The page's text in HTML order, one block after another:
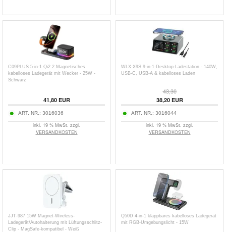
C09PLUS 5-in-1 Qi2.2 Magnetisches
kabelloses Ladegerät mit Wecker - 25W -
Schwarz
41,80EUR
ART. NR.: 3016036
inkl. 19 % MwSt. zzgl.
VERSANDKOSTEN
WLX-X9S 9-in-1-Desktop-Ladestation - 140W,
USB-C, USB-A & kabelloses Laden
43,30
38,20EUR
ART. NR.: 3016044
inkl. 19 % MwSt. zzgl.
VERSANDKOSTEN
JJT-987 15W Magnet-Wireless-
Ladegerät/Autohalterung mit Lüftungsschlitz-
Clip - MagSafe-kompatibel - Weiß
Q50D 4-in-1 klappbares kabelloses Ladegerät
mit RGB-Umgebungslicht - 15W